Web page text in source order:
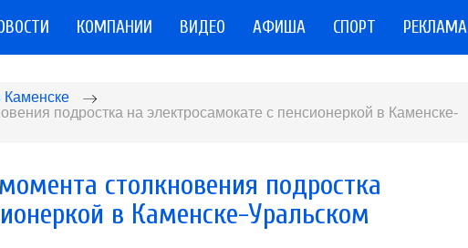
КОМПАНИИ ВИДЕО АФИША СПОРТ РЕКЛАМА
Каменске
подростка на электросамокате с пенсионеркой в Каменске-
столкновения подростка
в Каменске-Уральском